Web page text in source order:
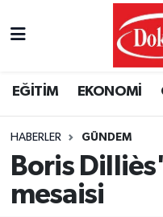
EĞİTİM EKONOMİ
HABERLER GÜNDEM
Boris
mesaisi
Puan Durumu ve
Tüm Manşetler